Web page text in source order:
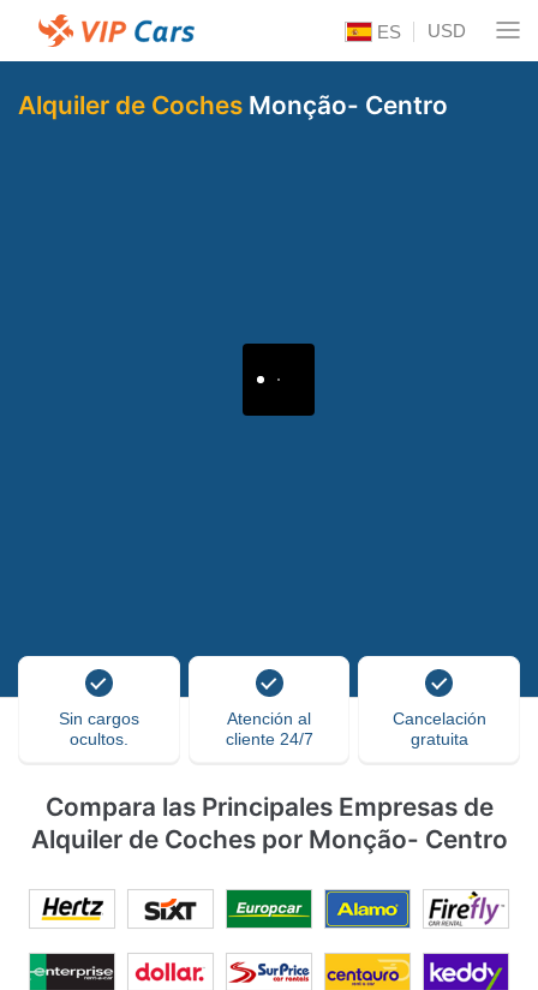
ES USD
Alquiler de Coches Monção- Centro
Sin cargos
ocultos.
Atención al
cliente 24/7
Cancelación
gratuita
Compara las Principales Empresas de
Alquiler de Coches por Monção- Centro